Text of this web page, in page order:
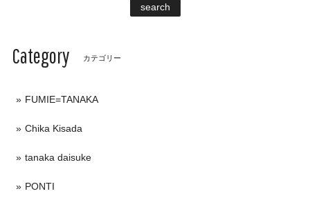
search
Category カテゴリー
FUMIE=TANAKA
Chika Kisada
tanaka daisuke
PONTI